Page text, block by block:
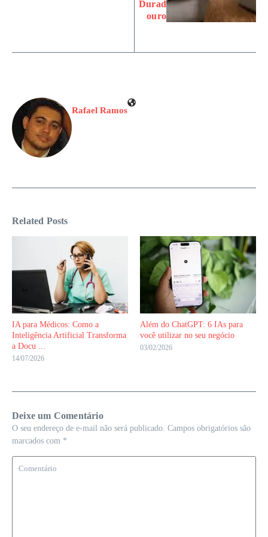
Durad
ouro
Rafael Ramos
Related Posts
IA para Médicos: Como a
Inteligência Artificial Transforma
a Docu ...
14/07/2026
Além do ChatGPT: 6 IAs para
você utilizar no seu negócio
03/02/2026
Deixe um Comentário
O seu endereço de e-mail não será publicado. Campos obrigatórios são
marcados com *